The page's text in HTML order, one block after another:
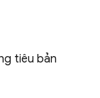
tiêu bản